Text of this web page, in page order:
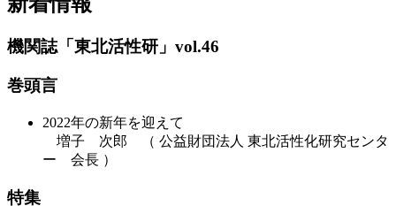
機関誌「東北活性研」vol.46
巻頭言
2022年の新年を迎えて
増子 次郎 （ 公益財団法人 東北活性化研究センタ
ー 会長 ）
特集